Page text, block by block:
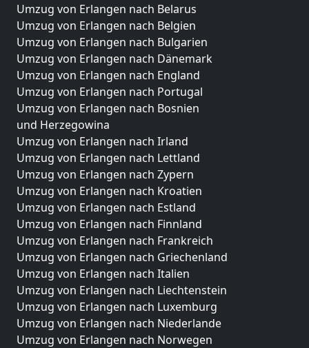
Umzug von Erlangen nach Belarus
Umzug von Erlangen nach Belgien
Umzug von Erlangen nach Bulgarien
Umzug von Erlangen nach Dänemark
Umzug von Erlangen nach England
Umzug von Erlangen nach Portugal
Umzug von Erlangen nach Bosnien
und Herzegowina
Umzug von Erlangen nach Irland
Umzug von Erlangen nach Lettland
Umzug von Erlangen nach Zypern
Umzug von Erlangen nach Kroatien
Umzug von Erlangen nach Estland
Umzug von Erlangen nach Finnland
Umzug von Erlangen nach Frankreich
Umzug von Erlangen nach Griechenland
Umzug von Erlangen nach Italien
Umzug von Erlangen nach Liechtenstein
Umzug von Erlangen nach Luxemburg
Umzug von Erlangen nach Niederlande
Umzug von Erlangen nach Norwegen